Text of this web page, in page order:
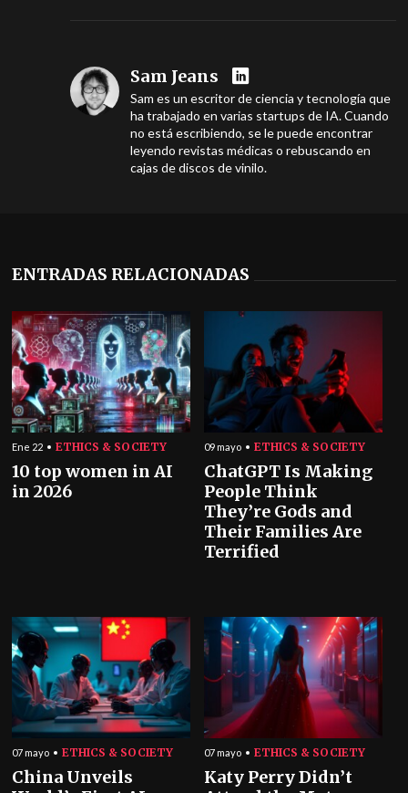
Sam Jeans
Sam es un escritor de ciencia y tecnología que
ha trabajado en varias startups de IA. Cuando
no está escribiendo, se le puede encontrar
leyendo revistas médicas o rebuscando en
cajas de discos de vinilo.
ENTRADAS RELACIONADAS
Ene 22 ETHICS & SOCIETY
10 top women in AI
in 2026
09 mayo ETHICS & SOCIETY
ChatGPT Is Making
People Think
They’re Gods and
Their Families Are
Terrified
07 mayo ETHICS & SOCIETY
China Unveils
07 mayo ETHICS & SOCIETY
Katy Perry Didn’t